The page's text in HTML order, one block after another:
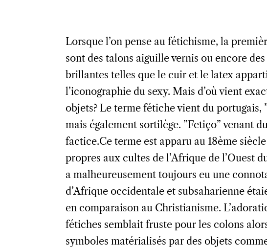
Lorsque l’on pense au fétichisme, la
sont des talons aiguille vernis ou encore
brillantes telles que le cuir et le latex
l’iconographie du sexy. Mais d’où vient
objets? Le terme fétiche vient du portugais,
mais également sortilège. ”Fetiço” venant
factice.Ce terme est apparu au 18ème
propres aux cultes de l’Afrique de l’Ouest
a malheureusement toujours eu une
d’Afrique occidentale et subsaharienne
en comparaison au Christianisme.
fétiches semblait fruste pour les colons
symboles matérialisés par des objets